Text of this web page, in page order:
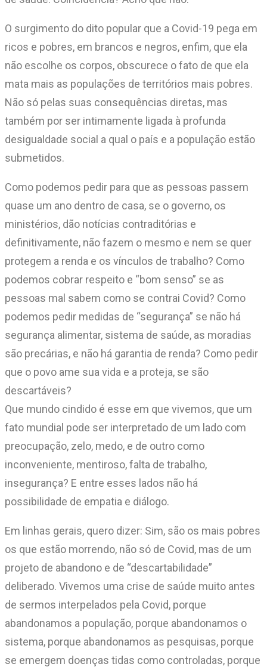
O surgimento do dito popular que a Covid-19 pega em
ricos e pobres, em brancos e negros, enfim, que ela
não escolhe os corpos, obscurece o fato de que ela
mata mais as populações de territórios mais pobres.
Não só pelas suas consequências diretas, mas
também por ser intimamente ligada à profunda
desigualdade social a qual o país e a população estão
submetidos.
Como podemos pedir para que as pessoas passem
quase um ano dentro de casa, se o governo, os
ministérios, dão notícias contraditórias e
definitivamente, não fazem o mesmo e nem se quer
protegem a renda e os vínculos de trabalho? Como
podemos cobrar respeito e “bom senso” se as
pessoas mal sabem como se contrai Covid? Como
podemos pedir medidas de “segurança” se não há
segurança alimentar, sistema de saúde, as moradias
são precárias, e não há garantia de renda? Como pedir
que o povo ame sua vida e a proteja, se são
descartáveis?
Que mundo cindido é esse em que vivemos, que um
fato mundial pode ser interpretado de um lado com
preocupação, zelo, medo, e de outro como
inconveniente, mentiroso, falta de trabalho,
insegurança? E entre esses lados não há
possibilidade de empatia e diálogo.
Em linhas gerais, quero dizer: Sim, são os mais pobres
os que estão morrendo, não só de Covid, mas de um
projeto de abandono e de “descartabilidade”
deliberado. Vivemos uma crise de saúde muito antes
de sermos interpelados pela Covid, porque
abandonamos a população, porque abandonamos o
sistema, porque abandonamos as pesquisas, porque
se emergem doenças tidas como controladas, porque